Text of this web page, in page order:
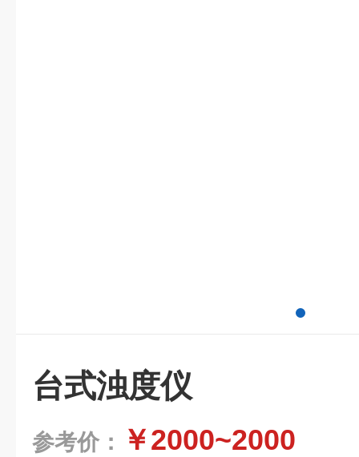
台式浊度仪
参考价： ￥2000~2000